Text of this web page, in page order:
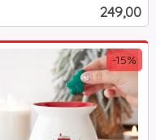
Pris
249,00
-15%